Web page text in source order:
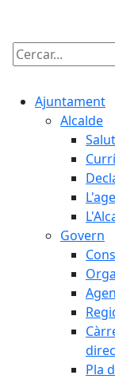
Cercar:
Ajuntament
Alcalde
Govern
Pla